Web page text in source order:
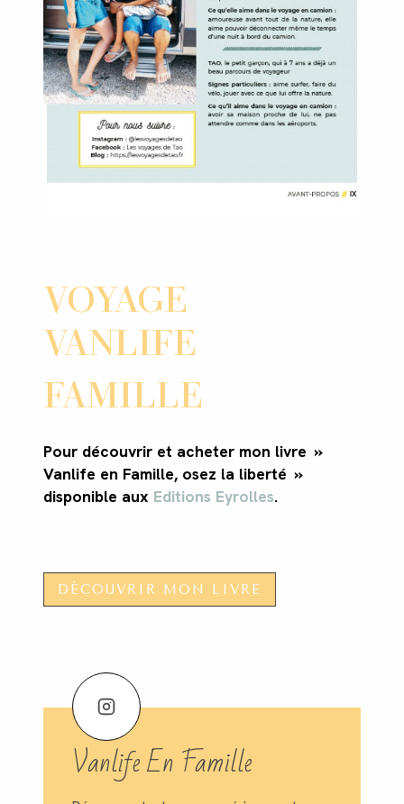
VOYAGE
VANLIFE
FAMILLE
Pour découvrir et acheter mon livre »
Vanlife en Famille, osez la liberté »
disponible aux Editions Eyrolles.
DÉCOUVRIR MON LIVRE
Vanlife En Famille